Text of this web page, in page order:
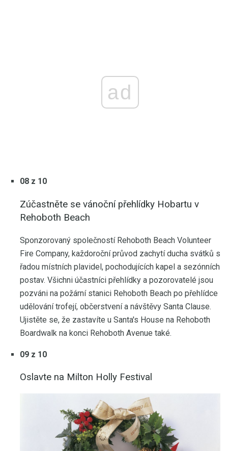
ad
08 z 10
Zúčastněte se vánoční přehlídky Hobartu v
Rehoboth Beach
Sponzorovaný společností Rehoboth Beach Volunteer
Fire Company, každoroční průvod zachytí ducha svátků s
řadou místních plavidel, pochodujících kapel a sezónních
postav. Všichni účastníci přehlídky a pozorovatelé jsou
pozváni na požární stanici Rehoboth Beach po přehlídce
udělování trofejí, občerstvení a návštěvy Santa Clause.
Ujistěte se, že zastavíte u Santa's House na Rehoboth
Boardwalk na konci Rehoboth Avenue také.
09 z 10
Oslavte na Milton Holly Festival